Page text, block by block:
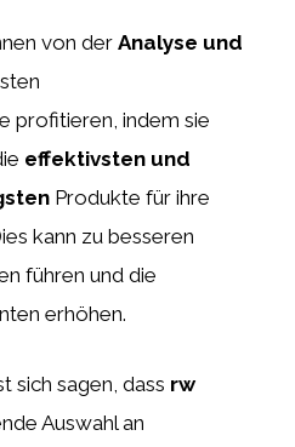
von der Analyse und
profitieren, indem sie
effektivsten und
Produkte für ihre
kann zu besseren
führen und die
erhöhen.
sich sagen, dass rw
Auswahl an